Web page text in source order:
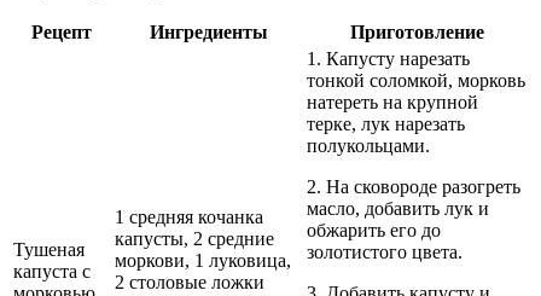
Рецепт Ингредиенты Приготовление
Тушеная
капуста с
1 средняя кочанка
капусты, 2 средние
моркови, 1 луковица,
2 столовые ложки
1. Капусту нарезать
тонкой соломкой, морковь
натереть на крупной
терке, лук нарезать
полукольцами.
2. На сковороде разогреть
масло, добавить лук и
обжарить его до
золотистого цвета.